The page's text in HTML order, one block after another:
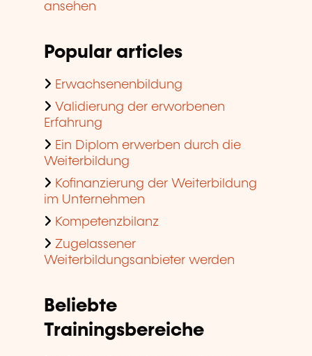
ansehen
Popular articles
Erwachsenenbildung
Validierung der erworbenen
Erfahrung
Ein Diplom erwerben durch die
Weiterbildung
Kofinanzierung der Weiterbildung
im Unternehmen
Kompetenzbilanz
Zugelassener
Weiterbildungsanbieter werden
Beliebte
Trainingsbereiche